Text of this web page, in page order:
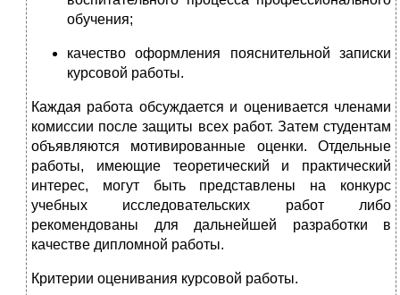
обучения;
качество оформления пояснительной записки
курсовой работы.
Каждая работа обсуждается и оценивается членами
комиссии после защиты всех работ. Затем студентам
объявляются мотивированные оценки. Отдельные
работы, имеющие теоретический и практический
интерес, могут быть представлены на конкурс
учебных исследовательских работ либо
рекомендованы для дальнейшей разработки в
качестве дипломной работы.
Критерии оценивания курсовой работы.